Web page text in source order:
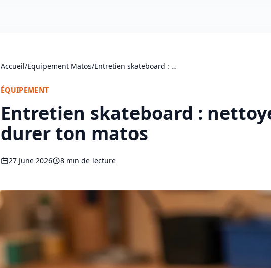
Accueil/Equipement Matos/Entretien skateboard : …
ÉQUIPEMENT
Entretien skateboard :
durer ton matos
27 June 2026 8 min de lecture